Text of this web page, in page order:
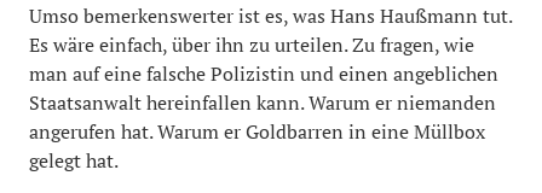
Umso bemerkenswerter ist es, was Hans Haußmann tut.
Es wäre einfach, über ihn zu urteilen. Zu fragen, wie
man auf eine falsche Polizistin und einen angeblichen
Staatsanwalt hereinfallen kann. Warum er niemanden
angerufen hat. Warum er Goldbarren in eine Müllbox
gelegt hat.